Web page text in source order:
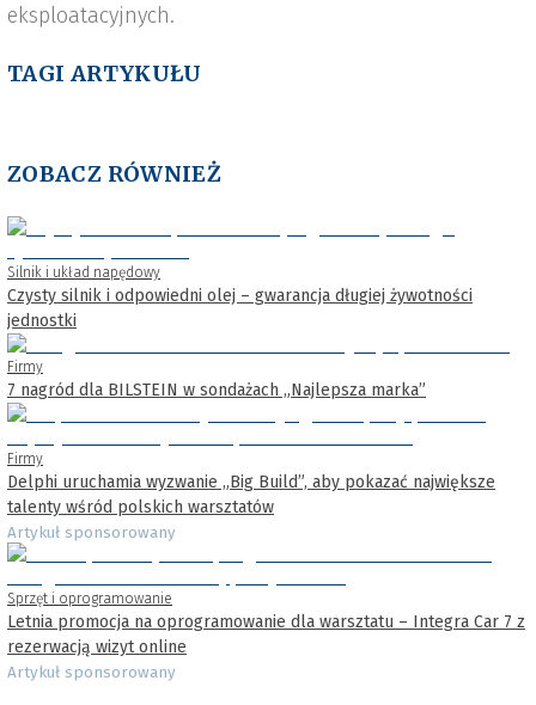
eksploatacyjnych.
TAGI ARTYKUŁU
ZOBACZ RÓWNIEŻ
Silnik i układ napędowy
Czysty silnik i odpowiedni olej – gwarancja długiej żywotności
jednostki
Firmy
7 nagród dla BILSTEIN w sondażach „Najlepsza marka”
Firmy
Delphi uruchamia wyzwanie „Big Build”, aby pokazać największe
talenty wśród polskich warsztatów
Artykuł sponsorowany
Sprzęt i oprogramowanie
Letnia promocja na oprogramowanie dla warsztatu – Integra Car 7 z
rezerwacją wizyt online
Artykuł sponsorowany